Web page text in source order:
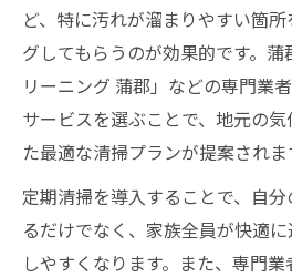
ど、特に汚れが溜まりやすい箇
グしてもらうのが効果的です。
リーニング 蒲郡」などの専門業
サービスを選ぶことで、地元の
た最適な清掃プランが提案されま
定期清掃を導入することで、自
るだけでなく、家族全員が快適
しやすくなります。また、専門